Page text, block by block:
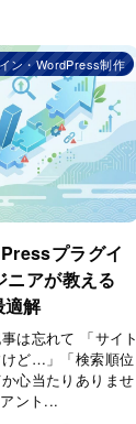
ン・WordPress制作
プラグイ
ニアが教える
適解
は忘れて 「サイト
ど…」「検索順位
心当たりありませ
ント...